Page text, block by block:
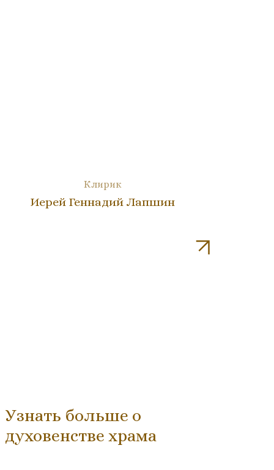
Клирик
Иерей Геннадий Лапшин
Узнать больше о
духовенстве храма